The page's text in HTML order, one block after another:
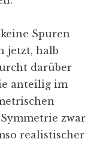
keine Spuren
jetzt, halb
darüber
anteilig im
zwar
realistischer